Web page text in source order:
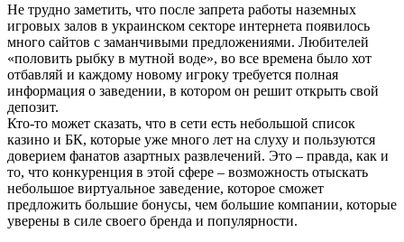
Не трудно заметить, что после запрета работы наземных
игровых залов в украинском секторе интернета появилось
много сайтов с заманчивыми предложениями. Любителей
«половить рыбку в мутной воде», во все времена было хот
отбавляй и каждому новому игроку требуется полная
информация о заведении, в котором он решит открыть свой
депозит.
Кто-то может сказать, что в сети есть небольшой список
казино и БК, которые уже много лет на слуху и пользуются
доверием фанатов азартных развлечений. Это – правда, как и
то, что конкуренция в этой сфере – возможность отыскать
небольшое виртуальное заведение, которое сможет
предложить большие бонусы, чем большие компании, которые
уверены в силе своего бренда и популярности.